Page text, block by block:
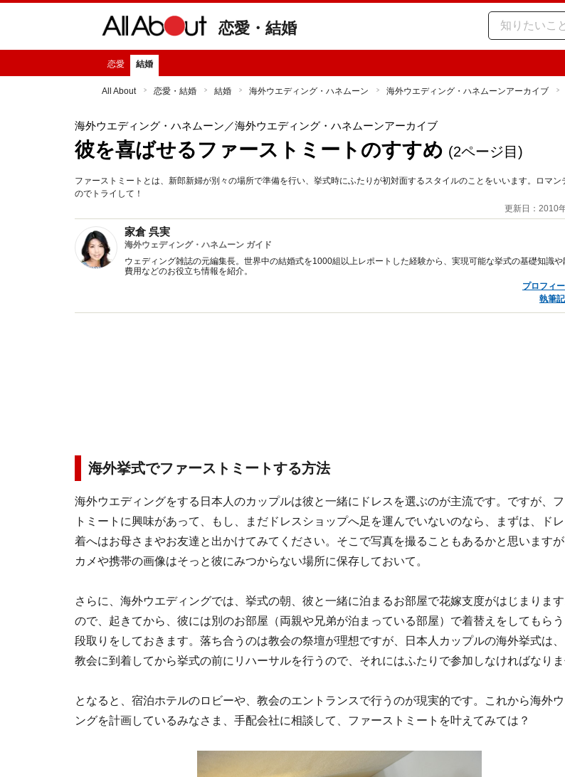
恋愛・結婚
恋愛 結婚
All About 恋愛・結婚 結婚 海外ウエディング・ハネムーン 海外ウエディング・ハネムーンアーカイブ
海外ウエディング・ハネムーン ／海外ウエディング・ハネムーンアーカイブ
彼を喜ばせるファーストミートのすすめ (2ページ目)
ファーストミートとは、新郎新婦が別々の場所で準備を行い、挙式時にふたりが初対面するスタイルのことをいいます。ロマン
のでトライして！
更新日：2010
家倉 呉実
海外ウェディング・ハネムーン ガイド
ウェディング雑誌の元編集長。世界中の結婚式を1000組以上レポートした経験から、実現可能な挙式の基礎知識や
費用などのお役立ち情報を紹介。
プロフィ
執筆
海外挙式でファーストミートする方法
海外ウエディングをする日本人のカップルは彼と一緒にドレスを選ぶのが主流です。ですが、
トミートに興味があって、もし、まだドレスショップへ足を運んでいないのなら、まずは、ド
着へはお母さまやお友達と出かけてみてください。そこで写真を撮ることもあるかと思います
カメや携帯の画像はそっと彼にみつからない場所に保存しておいて。
さらに、海外ウエディングでは、挙式の朝、彼と一緒に泊まるお部屋で花嫁支度がはじまりま
ので、起きてから、彼には別のお部屋（両親や兄弟が泊まっている部屋）で着替えをしてもら
段取りをしておきます。落ち合うのは教会の祭壇が理想ですが、日本人カップルの海外挙式は、
教会に到着してから挙式の前にリハーサルを行うので、それにはふたりで参加しなければなりま
となると、宿泊ホテルのロビーや、教会のエントランスで行うのが現実的です。これから海外ウ
ングを計画しているみなさま、手配会社に相談して、ファーストミートを叶えてみては？